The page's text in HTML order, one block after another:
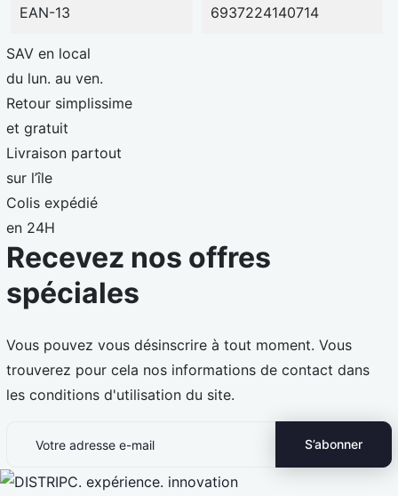
EAN-13 6937224140714
SAV en local
du lun. au ven.
Retour simplissime
et gratuit
Livraison partout
sur l’île
Colis expédié
en 24H
Recevez nos offres
spéciales
Vous pouvez vous désinscrire à tout moment. Vous
trouverez pour cela nos informations de contact dans
les conditions d'utilisation du site.